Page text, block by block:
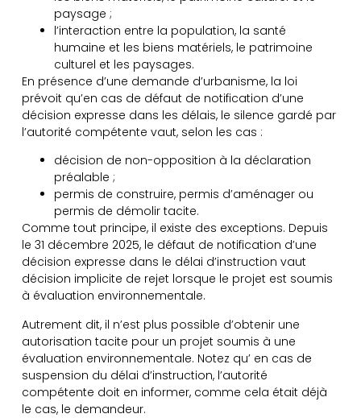
paysage ;
l’interaction entre la population, la santé
humaine et les biens matériels, le patrimoine
culturel et les paysages.
En présence d’une demande d’urbanisme, la loi
prévoit qu’en cas de défaut de notification d’une
décision expresse dans les délais, le silence gardé par
l’autorité compétente vaut, selon les cas :
décision de non-opposition à la déclaration
préalable ;
permis de construire, permis d’aménager ou
permis de démolir tacite.
Comme tout principe, il existe des exceptions. Depuis
le 31 décembre 2025, le défaut de notification d’une
décision expresse dans le délai d’instruction vaut
décision implicite de rejet lorsque le projet est soumis
à évaluation environnementale.
Autrement dit, il n’est plus possible d’obtenir une
autorisation tacite pour un projet soumis à une
évaluation environnementale. Notez qu’ en cas de
suspension du délai d’instruction, l’autorité
compétente doit en informer, comme cela était déjà
le cas, le demandeur.